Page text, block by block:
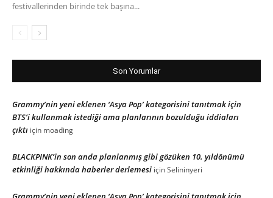
festivallerinden birinde tek başına...
Son Yorumlar
Grammy’nin yeni eklenen ‘Asya Pop’ kategorisini tanıtmak için
BTS’i kullanmak istediği ama planlarının bozulduğu iddiaları
çıktı için moading
BLACKPINK’in son anda planlanmış gibi gözüken 10. yıldönümü
etkinliği hakkında haberler derlemesi içinSelininyeri